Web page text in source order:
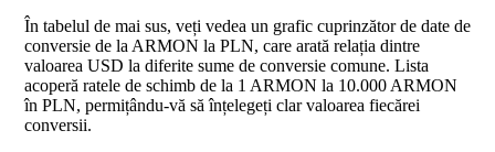
În tabelul de mai sus, veți vedea un grafic cuprinzător de date de
conversie de la ARMON la PLN, care arată relația dintre
valoarea USD la diferite sume de conversie comune. Lista
acoperă ratele de schimb de la 1 ARMON la 10.000 ARMON
în PLN, permițându-vă să înțelegeți clar valoarea fiecărei
conversii.